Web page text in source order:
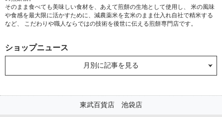
そのまま食べても美味しい食材を、あえて煎餅の生地として使用し、 米の風味
や食感を最大限に活かすために、減農薬米を玄米のまま仕入れ自社で精米する
など、 こだわりや職人ならではの技術を後世に伝える煎餅専門店です。
ショップニュース
月別に記事を見る
東武百貨店 池袋店